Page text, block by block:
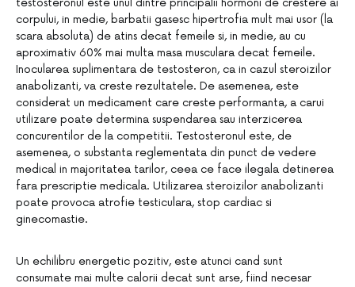
testosteronul este unul dintre principalii hormoni de crestere ai
corpului, in medie, barbatii gasesc hipertrofia mult mai usor (la
scara absoluta) de atins decat femeile si, in medie, au cu
aproximativ 60% mai multa masa musculara decat femeile.
Inocularea suplimentara de testosteron, ca in cazul steroizilor
anabolizanti, va creste rezultatele. De asemenea, este
considerat un medicament care creste performanta, a carui
utilizare poate determina suspendarea sau interzicerea
concurentilor de la competitii. Testosteronul este, de
asemenea, o substanta reglementata din punct de vedere
medical in majoritatea tarilor, ceea ce face ilegala detinerea
fara prescriptie medicala. Utilizarea steroizilor anabolizanti
poate provoca atrofie testiculara, stop cardiac si
ginecomastie.
Un echilibru energetic pozitiv, este atunci cand sunt
consumate mai multe calorii decat sunt arse, fiind necesar